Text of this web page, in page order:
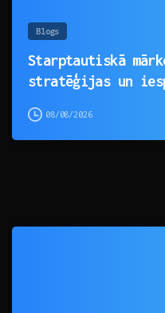
Blogs
Starptautiskā
stratēģijas un
08/08/2026